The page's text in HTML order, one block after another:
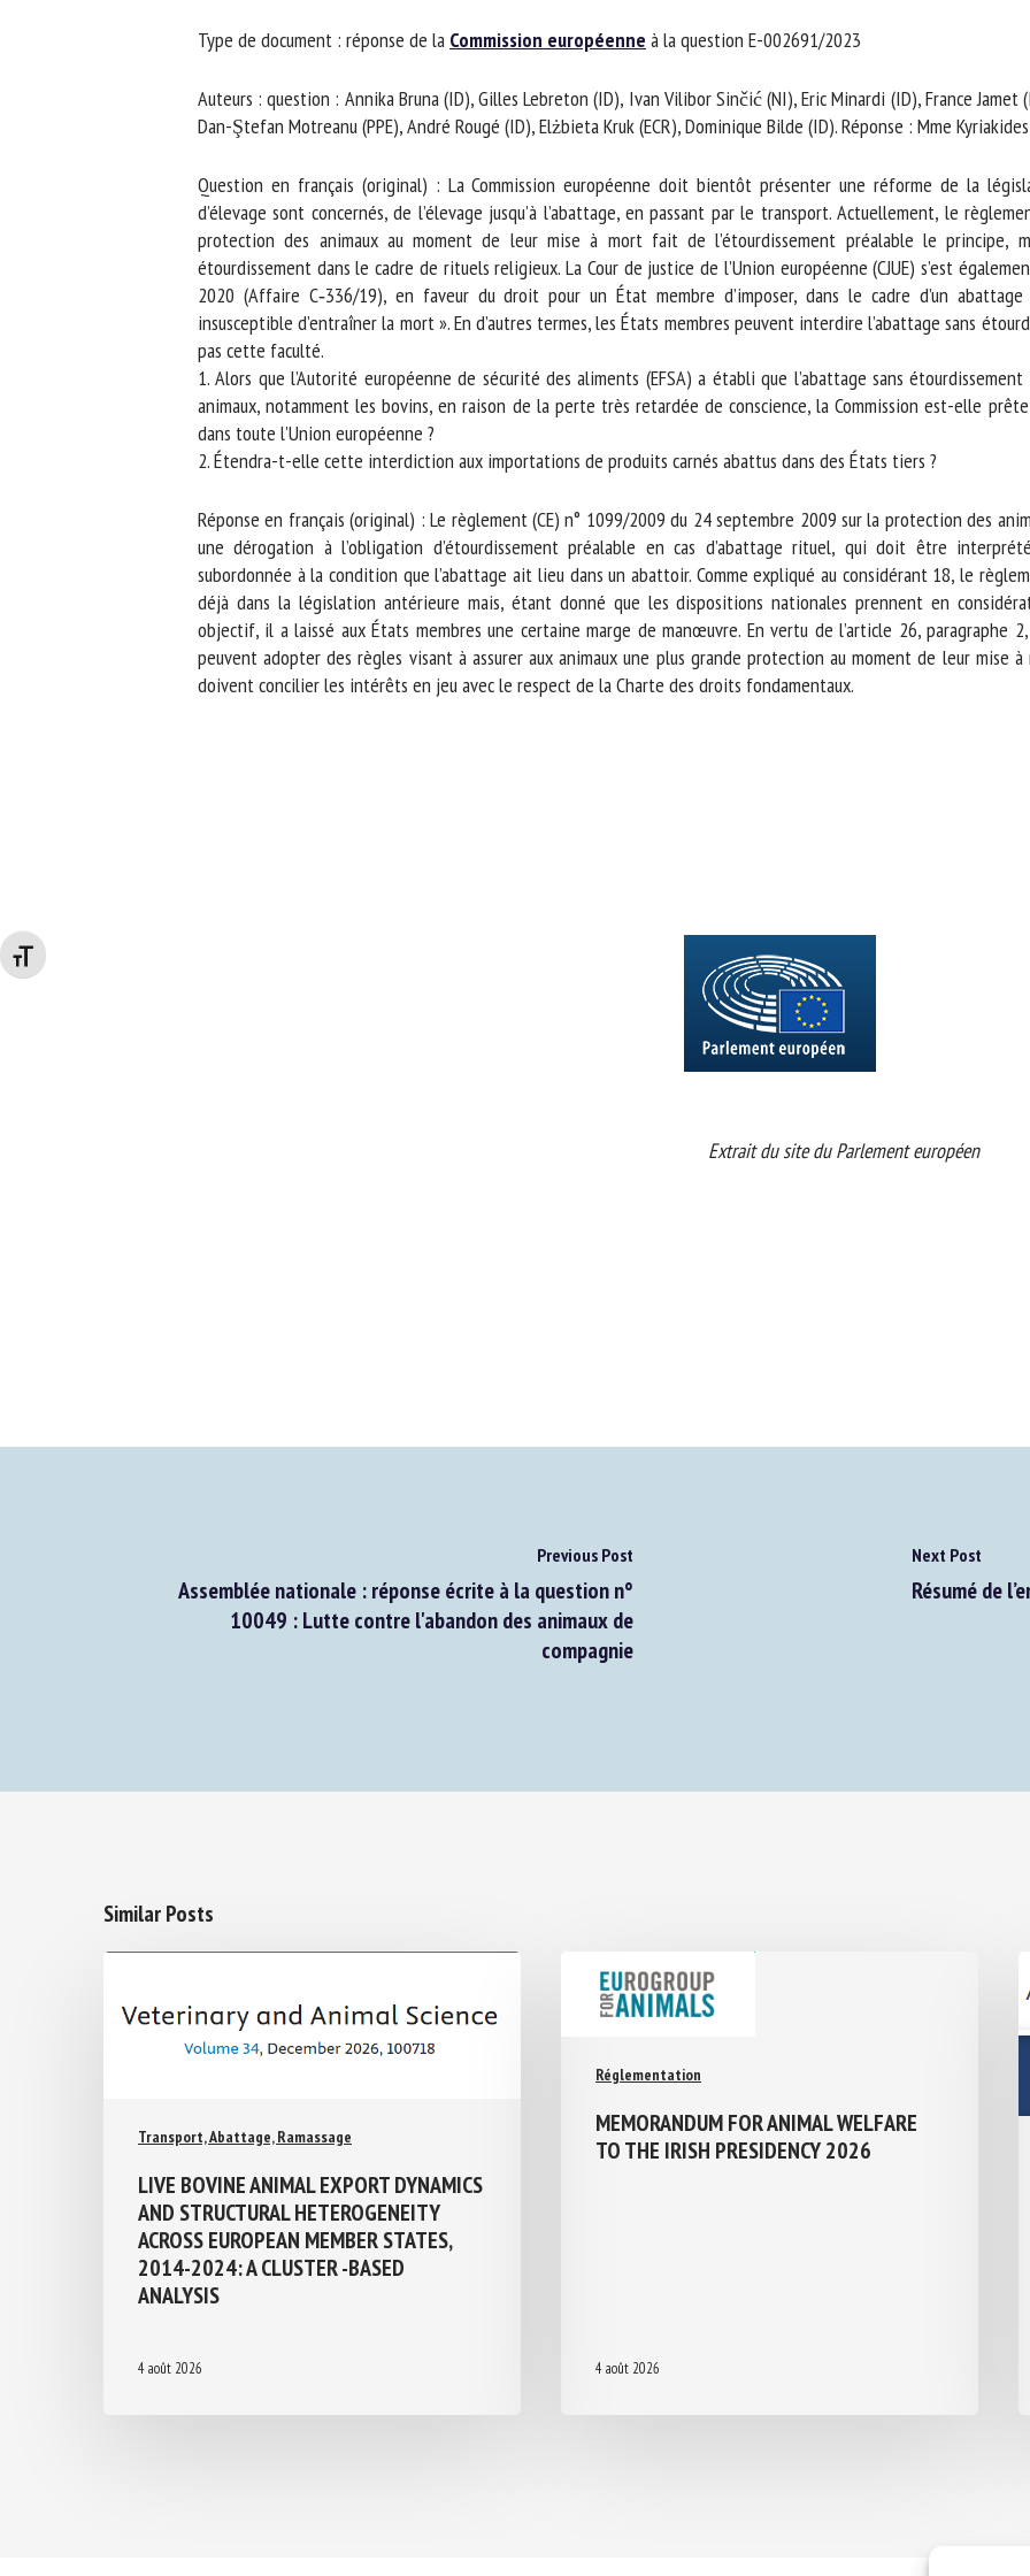
Changer la taille de la police
Type de document : réponse de laCommission européenneà la question E-002691/2023
Auteurs : question : Annika Bruna (ID), Gilles Lebreton (ID), Ivan Vilibor Sinčić (NI), Eric Minardi (ID), France Jamet
Dan-Ştefan Motreanu (PPE), André Rougé (ID), Elżbieta Kruk (ECR), Dominique Bilde (ID). Réponse : Mme
Question en français (original) : La Commission européenne doit bientôt présenter une réforme de la
d’élevage sont concernés, de l’élevage jusqu’à l’abattage, en passant par le transport. Actuellement, le
protection des animaux au moment de leur mise à mort fait de l’étourdissement préalable le principe,
étourdissement dans le cadre de rituels religieux. La Cour de justice de l’Union européenne (CJUE) s’est
2020 (Affaire C‑336/19), en faveur du droit pour un État membre d’imposer, dans le cadre d’un
insusceptible d’entraîner la mort ». En d’autres termes, les États membres peuvent interdire l’abattage sans
pas cette faculté.
1. Alors que l’Autorité européenne de sécurité des aliments (EFSA) a établi que l’abattage sans
animaux, notamment les bovins, en raison de la perte très retardée de conscience, la Commission est-elle
dans toute l’Union européenne ?
2. Étendra-t-elle cette interdiction aux importations de produits carnés abattus dans des États tiers ?
Réponse en français (original) : Le règlement (CE) n° 1099/2009 du 24 septembre 2009 sur la protection des
une dérogation à l’obligation d’étourdissement préalable en cas d’abattage rituel, qui doit être
subordonnée à la condition que l’abattage ait lieu dans un abattoir. Comme expliqué au considérant 18, le
déjà dans la législation antérieure mais, étant donné que les dispositions nationales prennent en
objectif, il a laissé aux États membres une certaine marge de manœuvre. En vertu de l’article 26, paragraphe
peuvent adopter des règles visant à assurer aux animaux une plus grande protection au moment de leur mise
doivent concilier les intérêts en jeu avec le respect de la Charte des droits fondamentaux.
Extrait du site du Parlement européen
Previous Post
Assemblée nationale : réponse écrite à la question n°
10049 : Lutte contre l'abandon des animaux de
compagnie
Next Post
Résumé de
Similar Posts
Transport, Abattage, Ramassage
LIVE BOVINE ANIMAL EXPORT
DYNAMICS AND STRUCTURAL
HETEROGENEITY ACROSS EUROPEAN
MEMBER STATES, 2014-2024: A
CLUSTER -BASED ANALYSIS
4 août 2026
Réglementation
MEMORANDUM FOR ANIMAL WELFARE
TO THE IRISH PRESIDENCY 2026
4 août 2026
*
Organisme
E-mail *
En soumettant ce formulaire, j'accepte que les informations saisies soient
utilisées dans le cadre de la relation avec le CNR BEA. *
Les champs suivis de * sont obligatoires